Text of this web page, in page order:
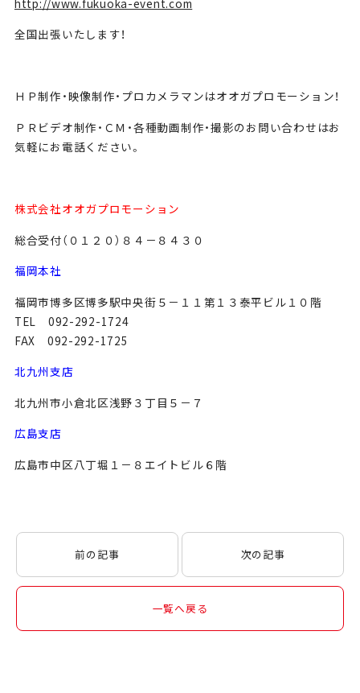
全国出張いたします！
ＨＰ制作・映像制作・プロカメラマンはオオガプロモーション！
ＰＲビデオ制作・ＣＭ・各種動画制作・撮影のお問い合わせはお
気軽にお電話ください。
株式会社オオガプロモーション
総合受付（０１２０）８４－８４３０
福岡本社
福岡市博多区博多駅中央街５－１１第１３泰平ビル１０階
TEL 092-292-1724
FAX 092-292-1725
北九州支店
北九州市小倉北区浅野３丁目５－７
広島支店
広島市中区八丁堀１－８エイトビル６階
前の記事 次の記事
一覧へ戻る